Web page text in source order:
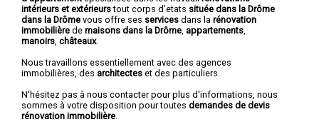
intérieurs et extérieurstout corps d'etats située dans la Drôme
dans la Drôme vous offre ses services dans la rénovation
immobilière de maisons dans la Drôme appartements
manoirs châteaux.
Nous travaillons essentiellement avec des agences
immobilières, des architectes et des particuliers.
N'hésitez pas à nous contacter pour plus d'informations, nous
sommes à votre disposition pour toutes demandes de devis
rénovation immobilière